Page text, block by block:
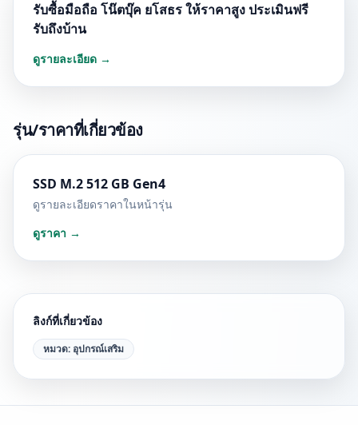
รับซื้อมือถือ โน๊ตบุ๊ค ยโสธร ให้ราคาสูง ประเมินฟรี
รับถึงบ้าน
ดูรายละเอียด →
รุ่น/ราคาที่เกี่ยวข้อง
SSD M.2 512 GB Gen4
ดูรายละเอียดราคาในหน้ารุ่น
ดูราคา →
ลิงก์ที่เกี่ยวข้อง
หมวด: อุปกรณ์เสริม